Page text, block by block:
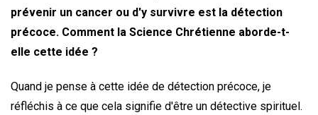
prévenir un cancer ou d'y survivre est la détection
précoce. Comment la Science Chrétienne aborde-t-
elle cette idée ?
Quand je pense à cette idée de détection précoce, je
réfléchis à ce que cela signifie d'être un détective spirituel.